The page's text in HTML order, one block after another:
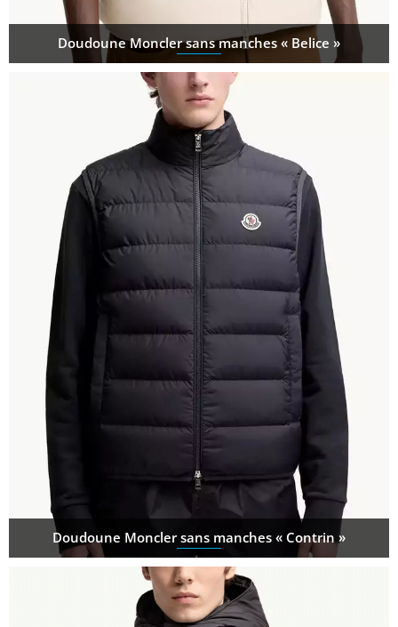
Doudoune Moncler sans manches « Belice »
Doudoune Moncler sans manches « Contrin »